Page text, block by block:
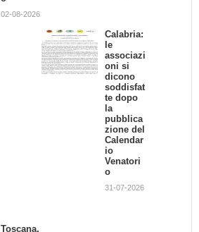
02-08-2026
Calabria:
le
associazi
oni si
dicono
soddisfat
te dopo
la
pubblica
zione del
Calendar
io
Venatori
o
31-07-2026
Toscana,